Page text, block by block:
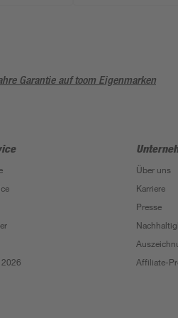
Garantie auf toom Eigenmarken
Über uns
Karriere
Presse
Affiliate-